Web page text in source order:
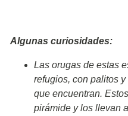
Algunas curiosidades:
Las orugas de estas
refugios, con palitos
que encuentran.
pirámide y los llevan